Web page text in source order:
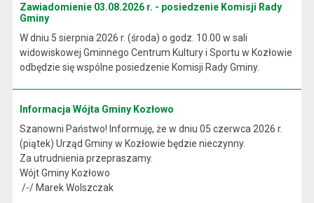
Zawiadomienie 03.08.2026 r. - posiedzenie Komisji Rady
Gminy
W dniu 5 sierpnia 2026 r. (środa) o godz. 10.00 w sali
widowiskowej Gminnego Centrum Kultury i Sportu w Kozłowie
odbędzie się wspólne posiedzenie Komisji Rady Gminy.
Informacja Wójta Gminy Kozłowo
Szanowni Państwo! Informuję, że w dniu 05 czerwca 2026 r.
(piątek) Urząd Gminy w Kozłowie będzie nieczynny.
Za utrudnienia przepraszamy.
Wójt Gminy Kozłowo
/-/ Marek Wolszczak